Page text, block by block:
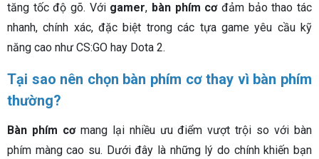
tăng tốc độ gõ. Với gamer, bàn phím cơđảm bảo thao tác
nhanh, chính xác, đặc biệt trong các tựa game yêu cầu kỹ
năng cao như CS:GO hay Dota 2.
Tại sao nên chọn bàn phím cơ thay vì bàn phím
thường?
Bàn phím cơmang lại nhiều ưu điểm vượt trội so với bàn
phím màng cao su. Dưới đây là những lý do chính khiến bạn